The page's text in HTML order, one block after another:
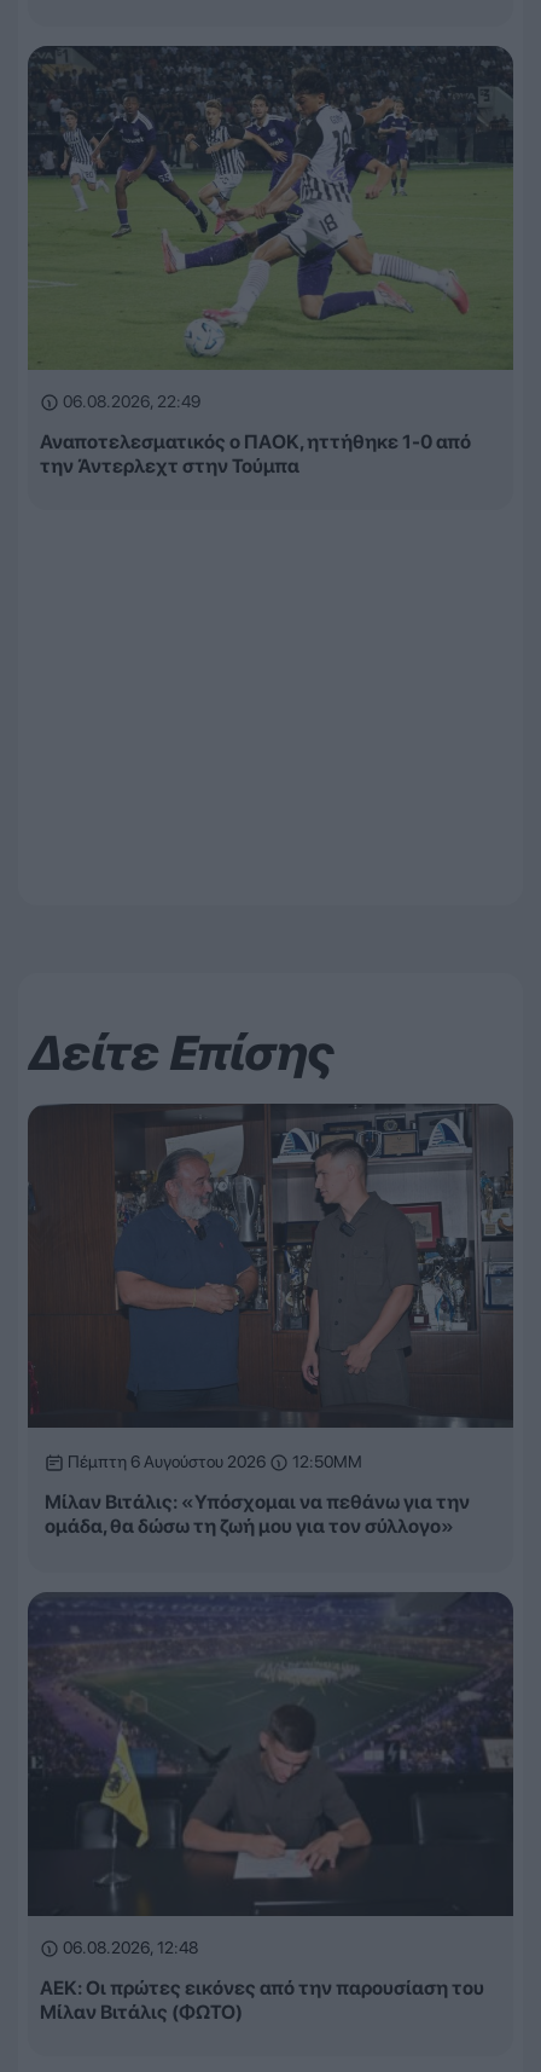
06.08.2026, 22:49
Αναποτελεσματικός ο ΠΑΟΚ, ηττήθηκε 1-0 από
την Άντερλεχτ στην Τούμπα
Δείτε Επίσης
Πέμπτη 6 Αυγούστου 2026 12:50ΜΜ
Μίλαν Βιτάλις: «Υπόσχομαι να πεθάνω για την
ομάδα, θα δώσω τη ζωή μου για τον σύλλογο»
06.08.2026, 12:48
ΑΕΚ: Οι πρώτες εικόνες από την παρουσίαση του
Μίλαν Βιτάλις (ΦΩΤΟ)